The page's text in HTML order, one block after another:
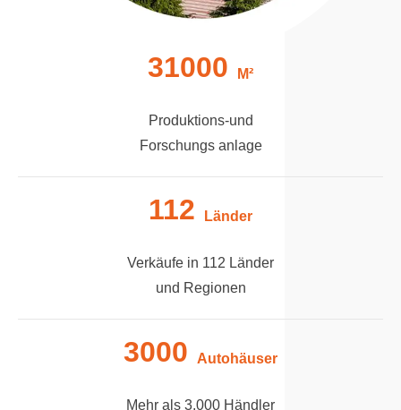
31000 M²
Produktions-und
Forschungs anlage
112 Länder
Verkäufe in 112 Länder
und Regionen
3000 Autohäuser
Mehr als 3.000 Händler